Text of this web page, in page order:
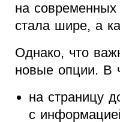
на современных
стала шире, а
Однако, что
новые опции. В
на страницу
с